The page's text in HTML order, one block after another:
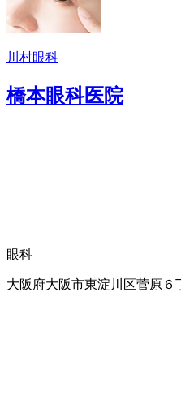
川村眼科
橋本眼科医院
眼科
大阪府大阪市東淀川区菅原６